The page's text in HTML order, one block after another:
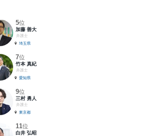
5位
加藤 善大
弁護士
埼玉県
7位
竹本 真紀
弁護士
愛知県
9位
三村 勇人
弁護士
東京都
11位
白井 弘昭